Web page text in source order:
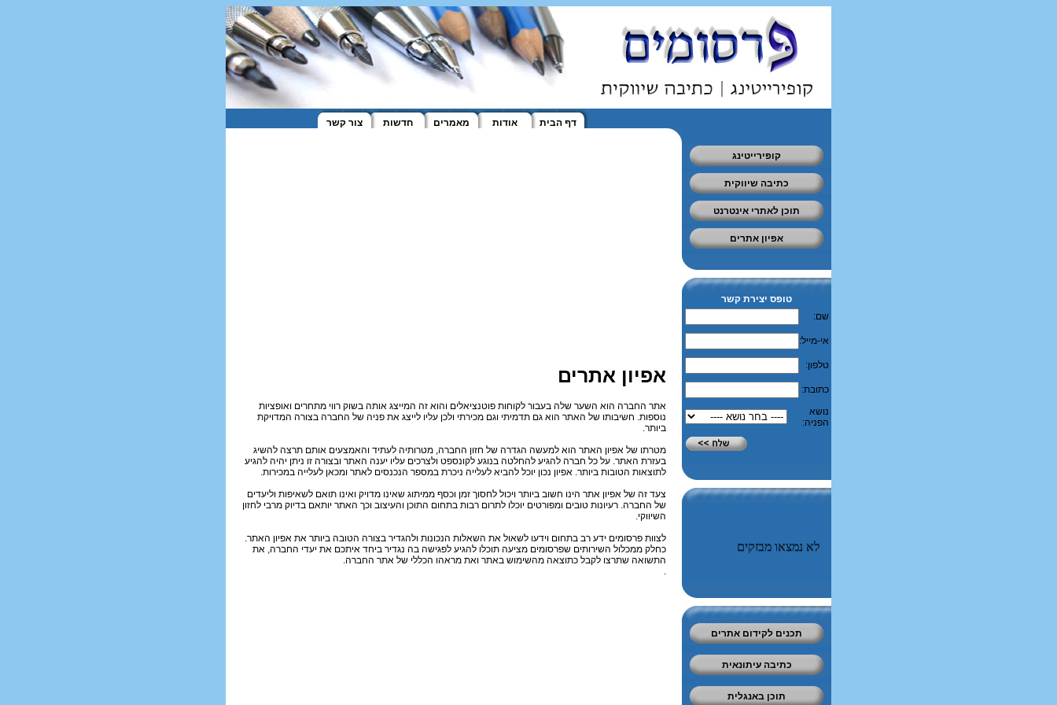
צור קשר חדשות מאמרים אודות דף הבית
קופירייטינג
כתיבה שיווקית
תוכן לאתרי אינטרנט
אפיון אתרים
טופס יצירת קשר
שם:
אי-מייל:
טלפון:
כתובת:
נושא
הפניה:
לא נמצאו מבזקים
תכנים לקידום אתרים
כתיבה עיתונאית
תוכן באנגלית
אפיון אתרים
אתר החברה הוא השער שלה בעבור לקוחות פוטנציאלים והוא זה המייצג אותה בשוק רווי מתחרים ואופציות
נוספות. חשיבותו של האתר הוא גם תדמיתי וגם מכירתי ולכן עליו לייצג את פניה של החברה בצורה המדויקת
ביותר.
מטרתו של אפיון האתר הוא למעשה הגדרה של חזון החברה, מטרותיה לעתיד והאמצעים אותם תרצה להשיג
בעזרת האתר. על כל חברה להגיע להחלטה בנוגע לקונספט ולצרכים עליו יענה האתר ובצורה זו ניתן יהיה להגיע
לתוצאות הטובות ביותר. אפיון נכון יוכל להביא לעלייה ניכרת במספר הנכנסים לאתר ומכאן לעלייה במכירות.
צעד זה של אפיון אתר הינו חשוב ביותר ויכול לחסוך זמן וכסף ממיתוג שאינו מדויק ואינו תואם לשאיפות וליעדים
של החברה. רעיונות טובים ומפורטים יוכלו לתרום רבות בתחום התוכן והעיצוב וכך האתר יותאם בדיוק מרבי לחזון
השיווקי.
לצוות פרסומים ידע רב בתחום וידעו לשאול את השאלות הנכונות ולהגדיר בצורה הטובה ביותר את אפיון האתר.
כחלק ממכלול השירותים שפרסומים מציעה תוכלו להגיע לפגישה בה נגדיר ביחד איתכם את יעדי החברה, את
התשואה שתרצו לקבל כתוצאה מהשימוש באתר ואת מראהו הכללי של אתר החברה.